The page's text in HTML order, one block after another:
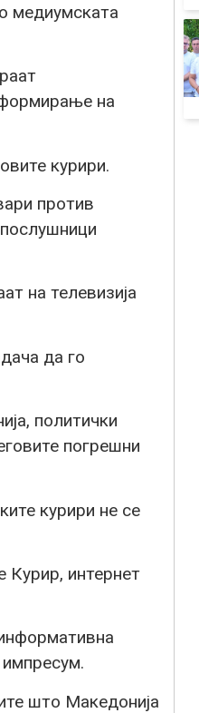
медиумскaта
на
курири.
против
на телевизија
да го
политички
погрешни
курири не се
Курир, интернет
импресум.
што Македонија